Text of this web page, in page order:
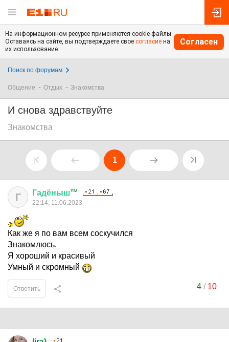
На информационном ресурсе применяются cookie-файлы.
Оставаясь на сайте, вы подтверждаете свое согласие на
их использование.
Согласен
Поиск по форумам
Общение Отдых Знакомства
И снова здравствуйте
Знакомства
1
Г Гадёныш™
22:14, 11.06.2023
Как же я по вам всем соскучился
Знакомлюсь.
Я хороший и красивый
Умный и скромный
4 / 10
Ответить